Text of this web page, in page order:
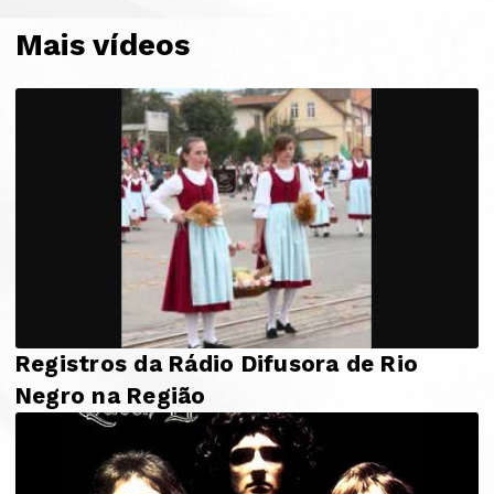
Mais vídeos
Registros da Rádio Difusora de Rio
Negro na Região